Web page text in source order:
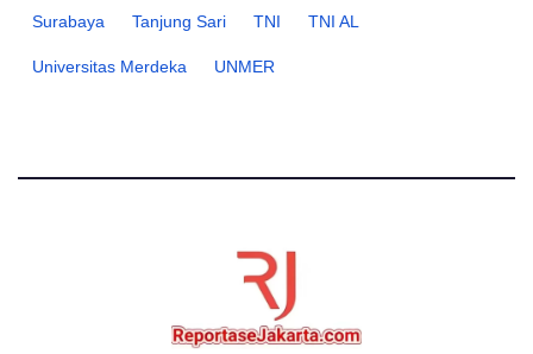
Surabaya Tanjung Sari TNI TNI AL
Universitas Merdeka UNMER